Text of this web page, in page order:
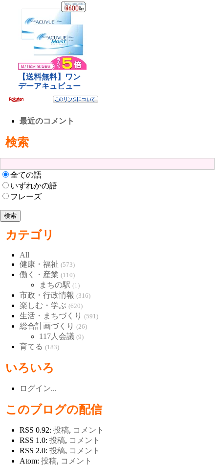
最近のコメント
検索
全ての語
いずれかの語
フレーズ
カテゴリ
All
健康・福祉 (573)
働く・産業 (110)
まちの駅 (1)
市政・行政情報 (316)
楽しむ・学ぶ (620)
生活・まちづくり (591)
総合計画づくり (26)
117人会議 (9)
育てる (183)
いろいろ
ログイン...
このブログの配信
RSS 0.92: 投稿, コメント
RSS 1.0: 投稿, コメント
RSS 2.0: 投稿, コメント
Atom: 投稿, コメント